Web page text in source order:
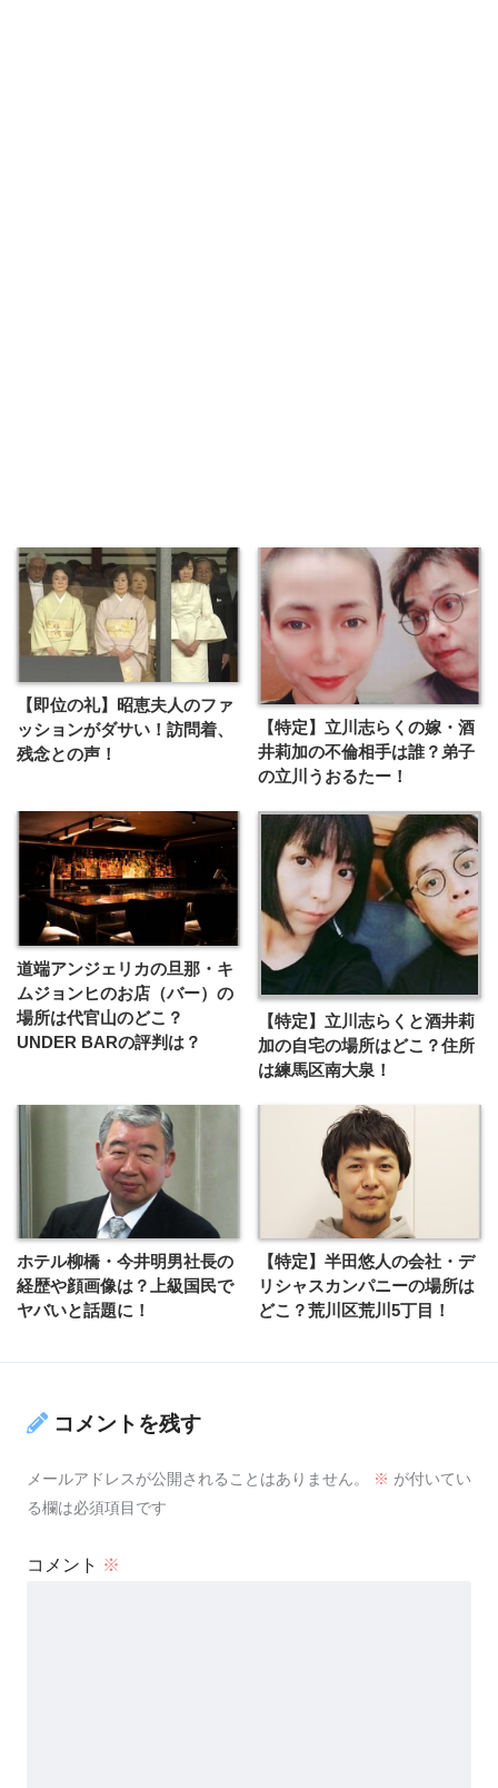
【即位の礼】昭恵夫人のファ
ッションがダサい！訪問着、
残念との声！
【特定】立川志らくの嫁・酒
井莉加の不倫相手は誰？弟子
の立川うおるたー！
道端アンジェリカの旦那・キ
ムジョンヒのお店（バー）の
場所は代官山のどこ？
UNDER BARの評判は？
【特定】立川志らくと酒井莉
加の自宅の場所はどこ？住所
は練馬区南大泉！
ホテル柳橋・今井明男社長の
経歴や顔画像は？上級国民で
ヤバいと話題に！
【特定】半田悠人の会社・デ
リシャスカンパニーの場所は
どこ？荒川区荒川5丁目！
コメントを残す
メールアドレスが公開されることはありません。 ※ が付いてい
る欄は必須項目です
コメント ※